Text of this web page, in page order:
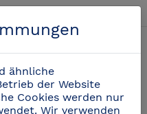
ähnliche
der Website
Cookies werden nur
Wir verwenden